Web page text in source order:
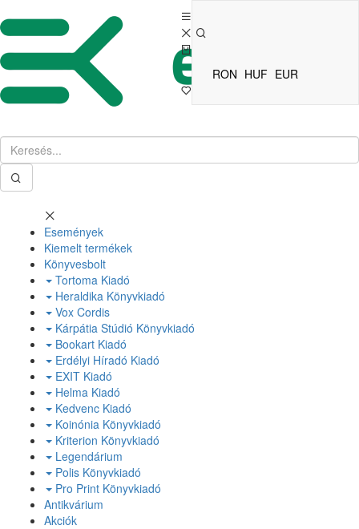
RON HUF EUR
Események
Kiemelt termékek
Könyvesbolt
Tortoma Kiadó
Heraldika Könyvkiadó
Vox Cordis
Kárpátia Stúdió Könyvkiadó
Bookart Kiadó
Erdélyi Híradó Kiadó
EXIT Kiadó
Helma Kiadó
Kedvenc Kiadó
Koinónia Könyvkiadó
Kriterion Könyvkiadó
Legendárium
Polis Könyvkiadó
Pro Print Könyvkiadó
Antikvárium
Akciók